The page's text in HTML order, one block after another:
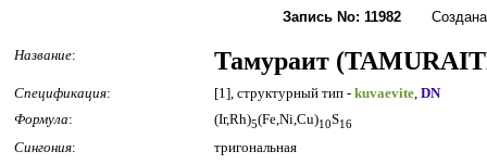
Запись No: 11982 Создана:
Название: Тамураит
Спецификация: [1], структурный тип - kuvaevite, DN
Формула: (Ir,Rh)5(Fe,Ni,Cu)10S16
Сингония:
тригональная